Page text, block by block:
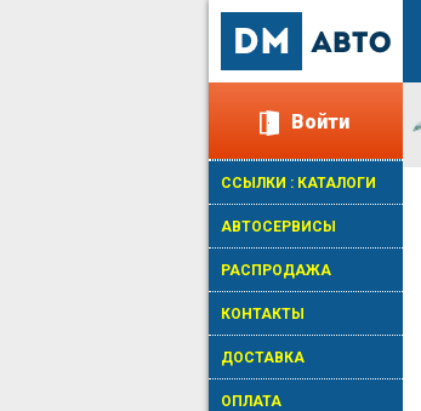
Войти
ССЫЛКИ : КАТАЛОГИ
АВТОСЕРВИСЫ
РАСПРОДАЖА
КОНТАКТЫ
ДОСТАВКА
ОПЛАТА